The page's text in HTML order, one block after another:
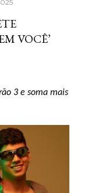
VOCÊ’
3 e soma mais